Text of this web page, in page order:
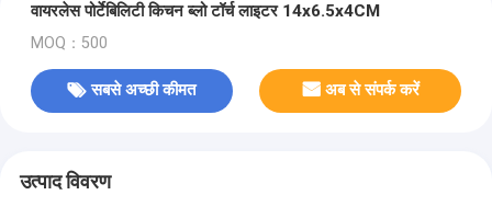
वायरलेस पोर्टेबिलिटी किचन ब्लो टॉर्च लाइटर 14x6.5x4CM
MOQ：500
सबसे अच्छी कीमत अब से संपर्क करें
उत्पाद विवरण